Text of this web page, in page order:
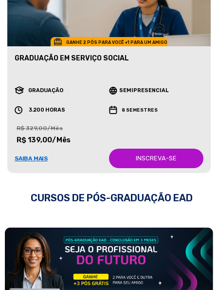
GANHE 2 PÓS PARA VOCÊ +1 PARA UM AMIGO
GRADUAÇÃO EM SERVIÇO SOCIAL
GRADUAÇÃO SEMIPRESENCIAL
3.200 HORAS 8 SEMESTRES
R$ 329,00/Mês
R$ 139,00/Mês
SAIBA MAIS INSCREVA-SE
CURSOS DE PÓS-GRADUAÇÃO EAD